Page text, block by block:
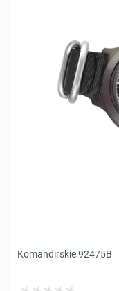
Komandirskie 92475B